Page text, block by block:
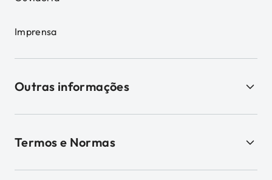
Imprensa
Outras informações
Termos e Normas